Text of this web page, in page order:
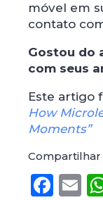
móvel em
contato
Gostou do
com seus
Este artigo
How
Moments”
Compartilhar